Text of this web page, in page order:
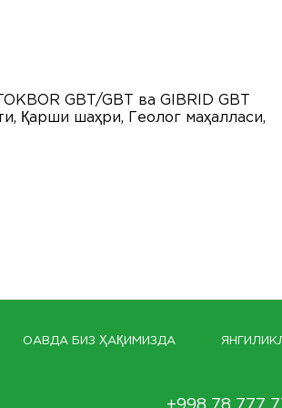
GBT/GBT вa GIBRID GBT
Қарши шаҳри, Геолог маҳалласи,
ОАВДА БИЗ ҲАҚИМИЗДА